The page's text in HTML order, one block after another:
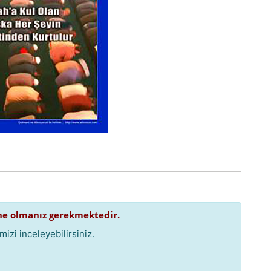
olmanız gerekmektedir.
inceleyebilirsiniz.